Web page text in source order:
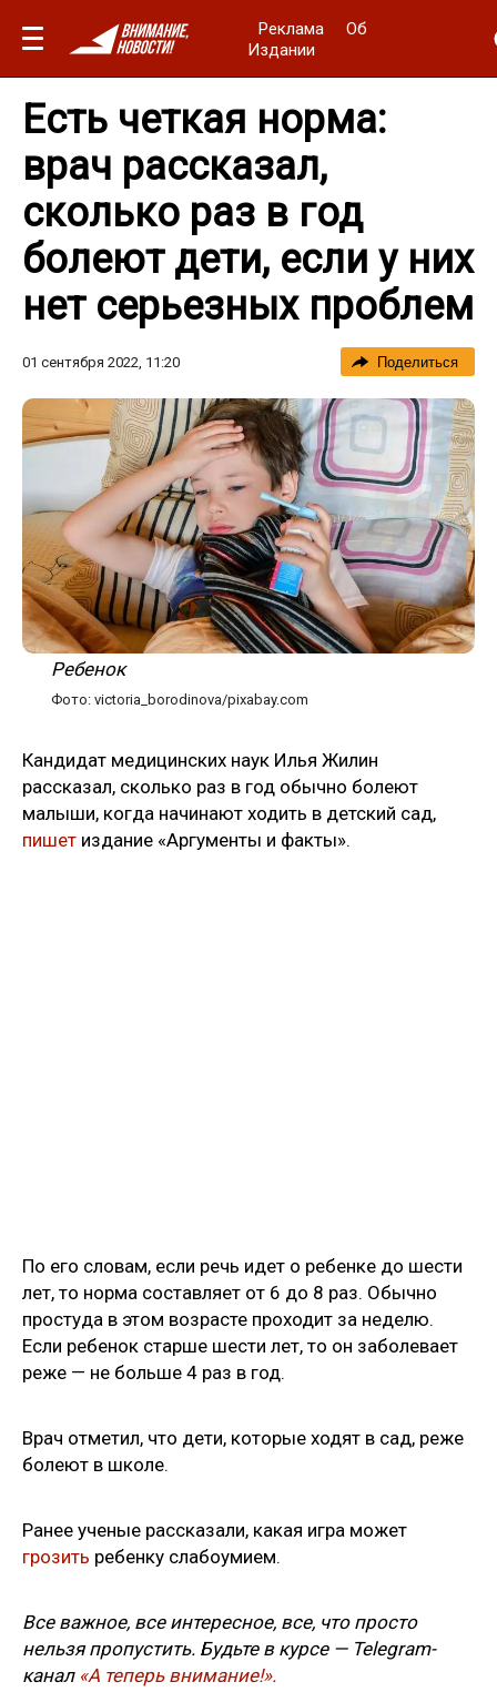
Реклама
Об
Издании
Есть четкая норма:
врач рассказал,
сколько раз в год
болеют дети, если у них
нет серьезных проблем
01 сентября 2022, 11:20 Поделиться
Ребенок
Фото: victoria_borodinova/pixabay.com
Кандидат медицинских наук Илья Жилин
рассказал, сколько раз в год обычно болеют
малыши, когда начинают ходить в детский сад,
пишет издание «Аргументы и факты».
По его словам, если речь идет о ребенке до шести
лет, то норма составляет от 6 до 8 раз. Обычно
простуда в этом возрасте проходит за неделю.
Если ребенок старше шести лет, то он заболевает
реже — не больше 4 раз в год.
Врач отметил, что дети, которые ходят в сад, реже
болеют в школе.
Ранее ученые рассказали, какая игра может
грозить ребенку слабоумием.
Все важное, все интересное, все, что просто
нельзя пропустить. Будьте в курсе — Telegram-
канал «А теперь внимание!».